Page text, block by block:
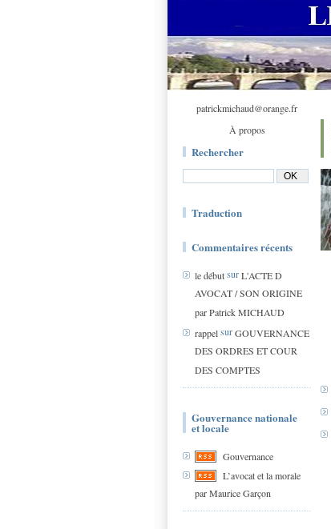
patrickmichaud@orange.fr
À propos
Rechercher
Traduction
Commentaires récents
le débutsurL'ACTE D
AVOCAT / SON ORIGINE
par Patrick MICHAUD
rappelsurGOUVERNANCE
DES ORDRES ET COUR
DES COMPTES
Gouvernance nationale
et locale
Gouvernance
L’avocat et la morale
par Maurice Garçon